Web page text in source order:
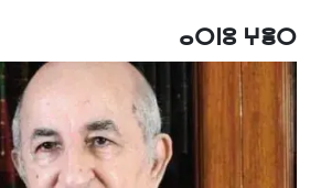
ⴰⵔⵏⵓ ⵖⴻⵔ